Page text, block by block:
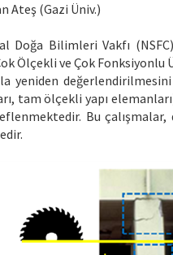
Ateş (Gazi Üniv.)
Doğa Bilimleri Vakfı
Ölçekli ve Çok Fonksiyonlu
yeniden
tam ölçekli yapı
Bu